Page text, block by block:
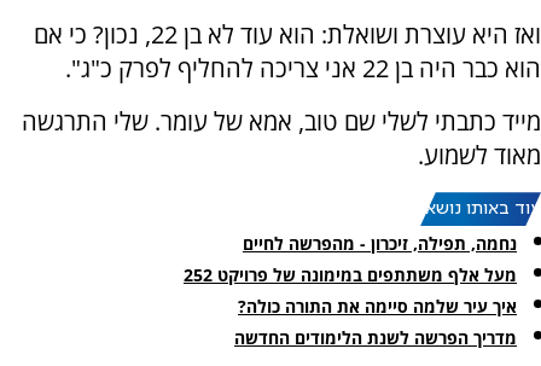
ואז היא עוצרת ושואלת: הוא עוד לא בן 22, נכון? כי אם
הוא כבר היה בן 22 אני צריכה להחליף לפרק כ"ג".
מייד כתבתי לשלי שם טוב, אמא של עומר. שלי התרגשה
מאוד לשמוע.
עוד באותו נושא:
נחמה, תפילה, זיכרון - מהפרשה לחיים
מעל אלף משתתפים במימונה של פרויקט 252
איך עיר שלמה סיימה את התורה כולה?
מדריך הפרשה לשנת הלימודים החדשה